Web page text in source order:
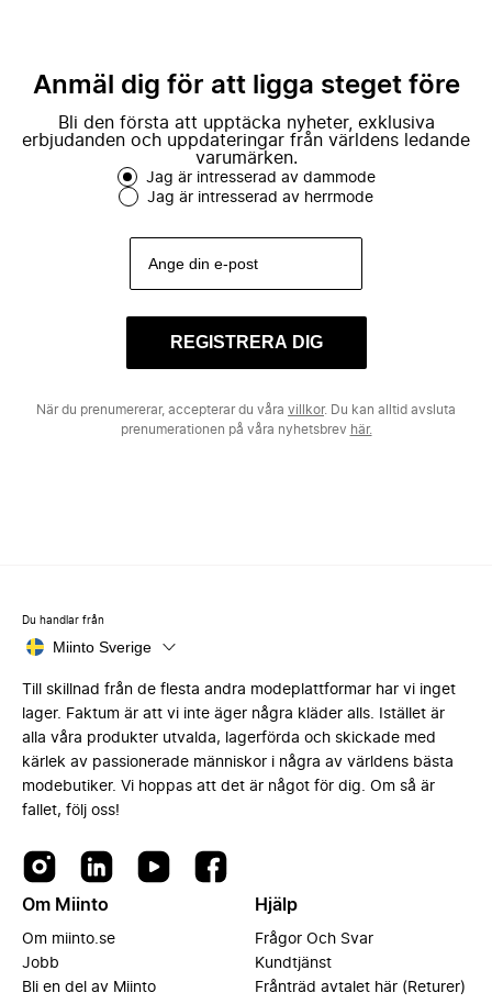
Anmäl dig för att ligga steget före
Bli den första att upptäcka nyheter, exklusiva
erbjudanden och uppdateringar från världens ledande
varumärken.
Jag är intresserad av dammode
Jag är intresserad av herrmode
REGISTRERA DIG
När du prenumererar, accepterar du våra villkor. Du kan alltid avsluta
prenumerationen på våra nyhetsbrev här.
Du handlar från
Miinto Sverige
Till skillnad från de flesta andra modeplattformar har vi inget
lager. Faktum är att vi inte äger några kläder alls. Istället är
alla våra produkter utvalda, lagerförda och skickade med
kärlek av passionerade människor i några av världens bästa
modebutiker. Vi hoppas att det är något för dig. Om så är
fallet, följ oss!
Om Miinto
Om miinto.se
Jobb
Bli en del av Miinto
Hjälp
Frågor Och Svar
Kundtjänst
Frånträd avtalet här (Returer)